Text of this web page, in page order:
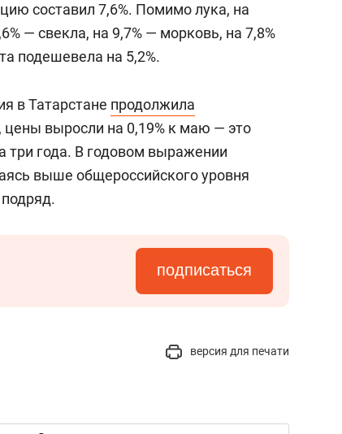
составил 7,6%. Помимо лука, на
— свекла, на 9,7% — морковь, на 7,8%
подешевела на 5,2%.
в Татарстане продолжила
выросли на 0,19% к маю — это
три года. В годовом выражении
выше общероссийского уровня
подписаться
версия для печати